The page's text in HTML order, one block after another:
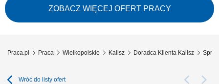
wsparciu opiekuna wdrożenia i zespołu, Aktywna sprzedaż i doradztwo:
będziesz sprzedawać i doradzać klientom w wyborze najlepszych
produktów i usług,...
ZOBACZ WIĘCEJ OFERT PRACY
Praca.pl Praca Wielkopolskie Kalisz Doradca Klienta Kalisz
Wróć do listy ofert